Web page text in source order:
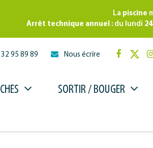
piscine
Arrêt technique annuel: du lundi24
95 89 89 Nous écrire
Lien
le
Lien
le
SORTIR / BOUGER